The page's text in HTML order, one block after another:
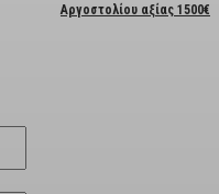
Αργοστολίου αξίας 1500€